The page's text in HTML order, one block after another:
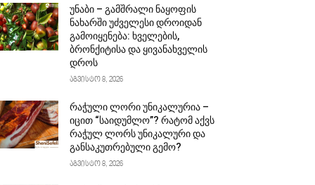
უნაბი – გამშრალი ნაყოფის
ნახარში უძველესი დროიდან
გამოიყენება: ხველების,
ბრონქიტისა და ყივანახველის
დროს
აგვისტო 8, 2026
რაჭული ლორი უნიკალურია –
იცით “საიდუმლო”? რატომ აქვს
რაჭულ ლორს უნიკალური და
განსაკუთრებული გემო?
აგვისტო 8, 2026